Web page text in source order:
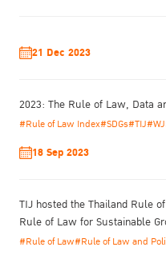
21 Dec 2023
2023: The Rule of Law, Data
#Rule of Law Index#SDGs#TIJ
18 Sep 2023
TIJ hosted the Thailand Rule
Rule of Law for Sustainable
#Rule of Law#Rule of Law and